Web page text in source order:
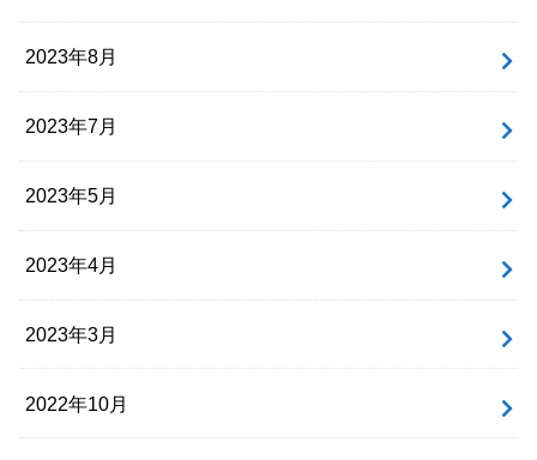
2023年8月
2023年7月
2023年5月
2023年4月
2023年3月
2022年10月